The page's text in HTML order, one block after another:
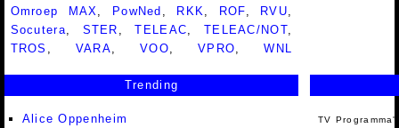
Omroep MAX
PowNed RKK ROF RVU
Socutera
STER ,TELEAC TELEAC/NOT
TROS
VARA ,VOO ,VPRO ,WNL
Trending
Alice Oppenheim
TV